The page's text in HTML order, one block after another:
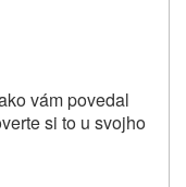
vám povedal
si to u svojho